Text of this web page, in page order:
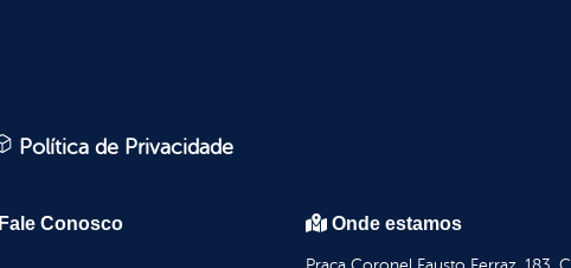
Política de Privacidade
Fale Conosco Onde estamos